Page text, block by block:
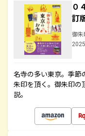
０
訂
御朱
名寺の多い東京。季節
朱印を頂く。御朱印の
説。